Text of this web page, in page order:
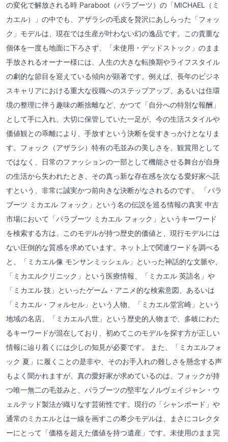
の変化で解放される時 Paraboot（パラブーツ）の「MICHAEL（ミ
カエル）」の中でも、アザラシの毛皮を贅沢にあしらった「フォッ
ク」モデルは、現在では生産が叶わない幻の逸品です。この貴重な
個体を一度も地面に下ろさず、「未使用・デッドストック」のまま
手放されるオーナー様には、人生の大きな転換期やライフスタイル
の劇的な節目を迎えている傾向が顕著です。例えば、長年のビジネ
スキャリアにおける重大な役職へのステップアップ、あるいは住環
境の整理に伴う趣味の断捨離など、かつて「自分への特別な報酬」
として手に入れ、大切に保管していた一足が、今の生活スタイルや
価値観との乖離により、手放すという決断を促すきっかけとなりま
す。フォック（アザラシ）特有の毛並みの美しさを、観賞用として
ではなく、日常のファッションの一部として機能させる舞台が自身
の生活から失われたとき、その真っ新な存在感を次なる愛好家へ託
すという、非常に誠実かつ前向きな決断がなされるのです。 「パラ
ブーツ ミカエル フォック」という名の伝説を巡る情報の真実 中古
市場において「パラブーツ ミカエル フォック」というキーワード
を検索する方は、このモデルが持つ歴史的価値と、現行モデルには
ない圧倒的な質感を求めています。ネット上で関連ワードを調べる
と、「ミカエル像 モンサンミッシェル」といった神話的な文脈や、
「ミカエルクリニック」という医療情報、「ミカエル 英語名」や
「ミカエル 技」といったゲーム・アニメ的な検索意図、あるいは
「ミカエル・フォルセル」という人物、「ミカエル堂宮崎」という
地域の名店、「ミカエル八世」という歴史的人物まで、多岐にわた
るキーワードが混在しており、初めてこのモデルを探す方が正しい
情報に辿り着くには少しの知見が必要です。 また、「ミカエルフォ
ック 夏」に履くことの是非や、そのお手入れの難しさを懸念する声
もよく聞かれますが、真の愛好家が求めているのは、フォックが持
つ唯一無二の毛並みと、パラブーツの堅牢なノルヴェイジャン・ウ
ェルテッド製法が織りなす芸術性です。現行の「シャンボード」や
通常のミカエルとは一線を画すこの希少モデルは、まさにコレクタ
ーにとって「価格を超えた価値を持つ遺産」です。未使用のまま完